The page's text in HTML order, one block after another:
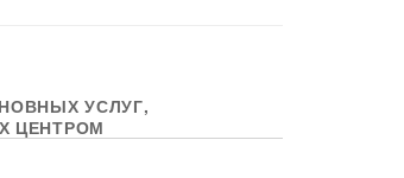
УСЛУГ,
ЦЕНТРОМ